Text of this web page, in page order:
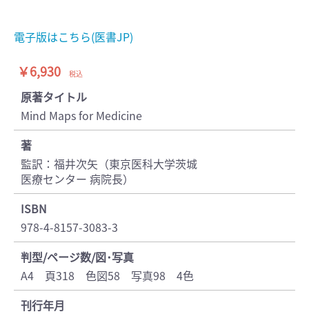
電子版はこちら(医書JP)
￥6,930 税込
原著タイトル
Mind Maps for Medicine
著
監訳：福井次矢（東京医科大学茨城
医療センター 病院長）
ISBN
978-4-8157-3083-3
判型/ページ数/図･写真
A4 頁318 色図58 写真98 4色
刊行年月